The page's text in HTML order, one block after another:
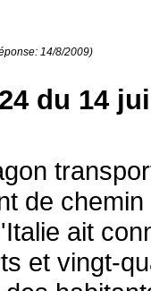
14/8/2009)
du 14
de
ait
et vingt-